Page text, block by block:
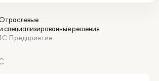
специализированные решения
1С:Предприятие